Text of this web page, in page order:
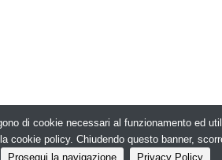
in Rete - N.ro Iscrizione
di cookie necessari al funzionamento ed
policy. Chiudendo questo banner,
Prosegui la navigazione Privacy Policy